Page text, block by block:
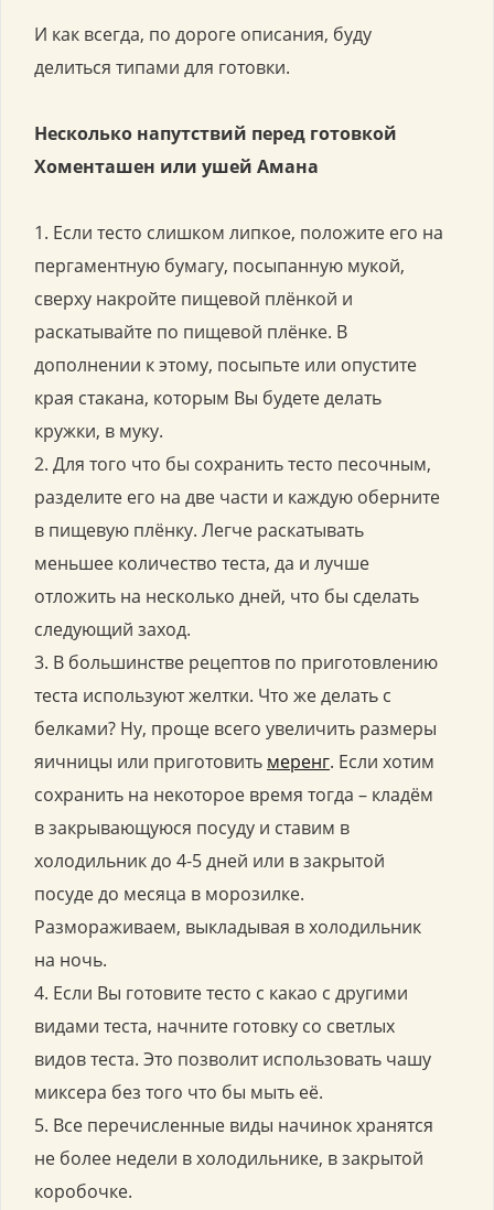
И как всегда, по дороге описания, буду
делиться типами для готовки.
Несколько напутствий перед готовкой
Хоменташен или ушей Амана
1. Если тесто слишком липкое, положите его на
пергаментную бумагу, посыпанную мукой,
сверху накройте пищевой плёнкой и
раскатывайте по пищевой плёнке. В
дополнении к этому, посыпьте или опустите
края стакана, которым Вы будете делать
кружки, в муку.
2. Для того что бы сохранить тесто песочным,
разделите его на две части и каждую оберните
в пищевую плёнку. Легче раскатывать
меньшее количество теста, да и лучше
отложить на несколько дней, что бы сделать
следующий заход.
3. В большинстве рецептов по приготовлению
теста используют желтки. Что же делать с
белками? Ну, проще всего увеличить размеры
яичницы или приготовить меренг. Если хотим
сохранить на некоторое время тогда – кладём
в закрывающуюся посуду и ставим в
холодильник до 4-5 дней или в закрытой
посуде до месяца в морозилке.
Размораживаем, выкладывая в холодильник
на ночь.
4. Если Вы готовите тесто с какао с другими
видами теста, начните готовку со светлых
видов теста. Это позволит использовать чашу
миксера без того что бы мыть её.
5. Все перечисленные виды начинок хранятся
не более недели в холодильнике, в закрытой
коробочке.